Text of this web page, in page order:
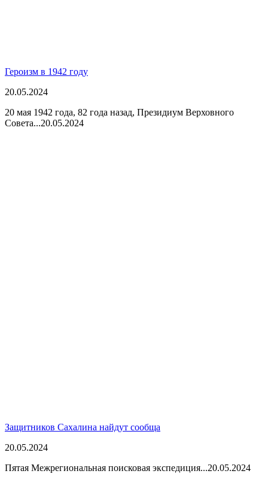
Героизм в 1942 году
20.05.2024
20 мая 1942 года, 82 года назад, Президиум Верховного
Совета...20.05.2024
Защитников Сахалина найдут сообща
20.05.2024
Пятая Межрегиональная поисковая экспедиция...20.05.2024